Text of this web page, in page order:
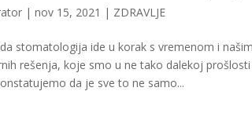
|nov 15, 2021 | ZDRAVLJE
stomatologija ide u korak s vremenom i
rešenja, koje smo u ne tako dalekoj
da je sve to ne samo...